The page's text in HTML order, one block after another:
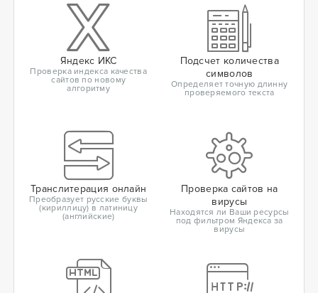
Яндекс ИКС
Проверка индекса качества
сайтов по новому
алгоритму
Подсчет количества
символов
Определяет точную длинну
проверяемого текста
Транслитерация онлайн
Преобразует русские буквы
(кириллицу) в латиницу
(английские)
Проверка сайтов на
вирусы
Находятся ли Ваши ресурсы
под фильтром Яндекса за
вирусы